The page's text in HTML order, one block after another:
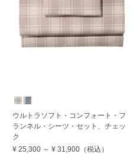
ウルトラソフト・コンフォート・フ
ランネル・シーツ・セット、チェッ
ク
¥ 25,300～ ¥ 31,900（税込）